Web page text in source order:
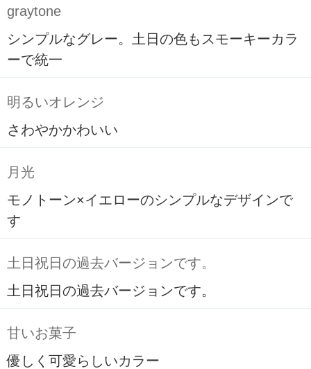
graytone
シンプルなグレー。土日の色もスモーキーカラ
ーで統一
明るいオレンジ
さわやかかわいい
月光
モノトーン×イエローのシンプルなデザインで
す
土日祝日の過去バージョンです。
土日祝日の過去バージョンです。
甘いお菓子
優しく可愛らしいカラー